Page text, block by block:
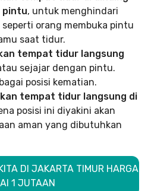
pintu, untuk menghindari
orang membuka pintu
saat tidur.
tempat tidur langsung
sejajar dengan pintu.
posisi kematian.
tempat tidur langsung di
posisi ini diyakini akan
aman yang dibutuhkan
DI JAKARTA TIMUR HARGA
1 JUTAAN